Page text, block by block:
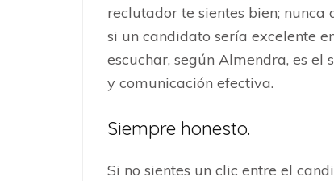
reclutador te sientes bien; nunca
si un candidato sería excelente
escuchar, según Almendra, es
y comunicación efectiva.
Siempre honesto.
Si no sientes un clic entre el